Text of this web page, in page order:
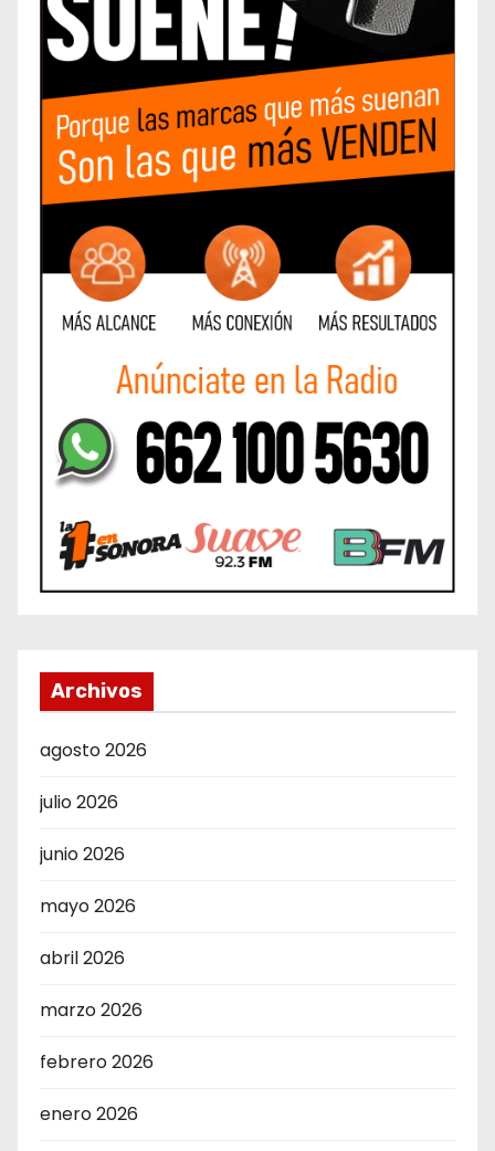
Archivos
agosto 2026
julio 2026
junio 2026
mayo 2026
abril 2026
marzo 2026
febrero 2026
enero 2026